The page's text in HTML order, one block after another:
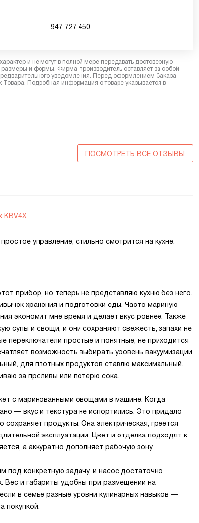
947 727 450
и не могут в полной мере передавать достоверную
размеры и формы. Фирма-производитель оставляет за собой
уведомления. Перед оформлением Заказа
Товара. Подробная информация о товаре указывается в
ПОСМОТРЕТЬ ВСЕ ОТЗЫВЫ
KBV4X
управление, стильно смотрится на кухне.
прибор, но теперь не представляю кухню без него.
хранения и подготовки еды. Часто мариную
экономит мне время и делает вкус ровнее. Также
супы и овощи, и они сохраняют свежесть, запахи не
переключатели простые и понятные, не приходится
возможность выбирать уровень вакуумизации
для плотных продуктов ставлю максимальный.
за проливы или потерю сока.
с маринованными овощами в машине. Когда
— вкус и текстура не испортились. Это придало
сохраняет продукты. Она электрическая, греется
эксплуатации. Цвет и отделка подходят к
а аккуратно дополняет рабочую зону.
под конкретную задачу, и насос достаточно
Вес и габариты удобны при размещении на
в семье разные уровни кулинарных навыков —
покупкой.